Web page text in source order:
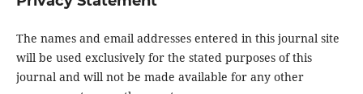
The names and email addresses entered in this journal site
will be used exclusively for the stated purposes of this
journal and will not be made available for any other